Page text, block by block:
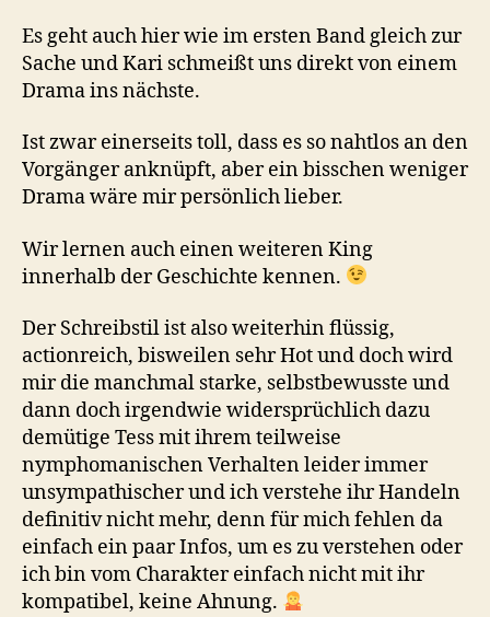
Es geht auch hier wie im ersten Band gleich zur
Sache und Kari schmeißt uns direkt von einem
Drama ins nächste.
Ist zwar einerseits toll, dass es so nahtlos an den
Vorgänger anknüpft, aber ein bisschen weniger
Drama wäre mir persönlich lieber.
Wir lernen auch einen weiteren King
innerhalb der Geschichte kennen.
Der Schreibstil ist also weiterhin flüssig,
actionreich, bisweilen sehr Hot und doch wird
mir die manchmal starke, selbstbewusste und
dann doch irgendwie widersprüchlich dazu
demütige Tess mit ihrem teilweise
nymphomanischen Verhalten leider immer
unsympathischer und ich verstehe ihr Handeln
definitiv nicht mehr, denn für mich fehlen da
einfach ein paar Infos, um es zu verstehen oder
ich bin vom Charakter einfach nicht mit ihr
kompatibel, keine Ahnung.